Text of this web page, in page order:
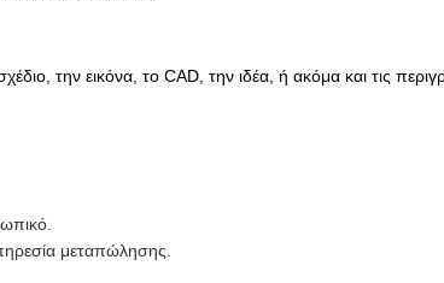
την εικόνα, το CAD, την ιδέα, ή ακόμα και τις
μεταπώλησης.